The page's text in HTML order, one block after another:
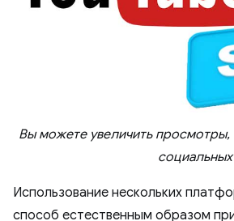
Вы можете увеличить
социальных
Использование нескольких
способ естественным образом